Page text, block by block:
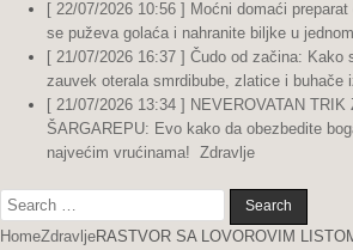
[ 22/07/2026 10:56 ] Moćni domaći
se puževa golaća i nahranite biljke u
[ 21/07/2026 16:37 ] Čudo od začina: Kako
zauvek oterala smrdibube, zlatice i buhače
[ 21/07/2026 13:34 ] NEVEROVATAN
ŠARGAREPU: Evo kako da obezbedite
najvećim vrućinama! Zdravlje
Search
for:
HomeZdravljeRASTVOR SA LOVOROVIM